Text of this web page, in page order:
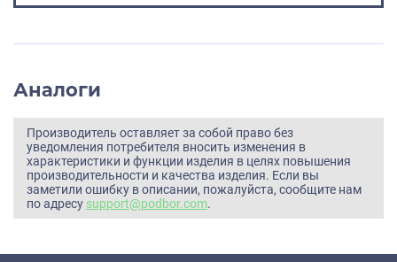
Аналоги
Производитель оставляет за собой право без
уведомления потребителя вносить изменения в
характеристики и функции изделия в целях повышения
производительности и качества изделия. Если вы
заметили ошибку в описании, пожалуйста, сообщите нам
по адресу support@podbor.com.